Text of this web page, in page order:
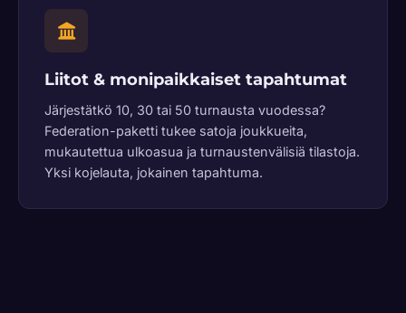
Liitot & monipaikkaiset tapahtumat
Järjestätkö 10, 30 tai 50 turnausta vuodessa?
Federation-paketti tukee satoja joukkueita,
mukautettua ulkoasua ja turnaustenvälisiä tilastoja.
Yksi kojelauta, jokainen tapahtuma.